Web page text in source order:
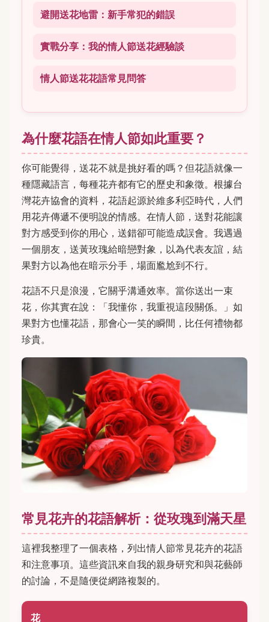
避開送花地雷：新手常犯的錯誤
實戰分享：我的情人節送花經驗談
情人節送花花語常見問答
為什麼花語在情人節如此重要？
你可能覺得，送花不就是挑好看的嗎？但花語就像一
種隱藏語言，每種花卉都有它的歷史和象徵。根據台
灣花卉協會的資料，花語起源於維多利亞時代，人們
用花卉傳遞不便明說的情感。在情人節，送對花能讓
對方感受到你的用心，送錯卻可能造成誤會。我遇過
一個朋友，送黃玫瑰給暗戀對象，以為代表友誼，結
果對方以為他在暗示分手，場面尷尬到不行。
花語不只是浪漫，它關乎溝通效率。當你送出一束
花，你其實在說：「我懂你，我重視這段關係。」如
果對方也懂花語，那會心一笑的瞬間，比任何禮物都
珍貴。
常見花卉的花語解析：從玫瑰到滿天星
這裡我整理了一個表格，列出情人節常見花卉的花語
和注意事項。這些資訊來自我的親身研究和與花藝師
的討論，不是隨便從網路複製的。
花